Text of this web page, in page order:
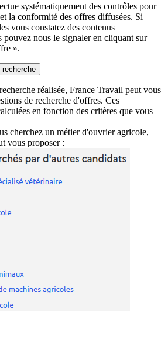
systématiquement des contrôles pour
la conformité des offres diffusées. Si
vous constatez des contenus
pouvez nous le signaler en cliquant sur
».
réalisée, France Travail peut vous
de recherche d'offres. Ces
en fonction des critères que vous
cherchez un métier d'ouvrier agricole,
vous proposer :